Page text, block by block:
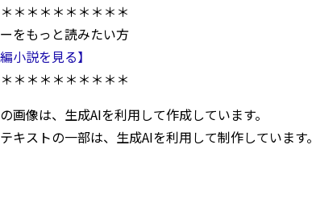
＊＊＊＊＊＊＊＊＊
をもっと読みたい方
小説を見る】
＊＊＊＊＊＊＊＊＊
画像は、生成AIを利用して作成しています。
キストの一部は、生成AIを利用して制作しています。